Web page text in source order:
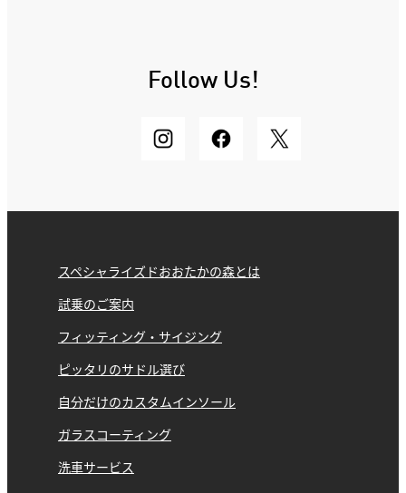
Follow Us!
スペシャライズドおおたかの森とは
試乗のご案内
フィッティング・サイジング
ピッタリのサドル選び
自分だけのカスタムインソール
ガラスコーティング
洗車サービス